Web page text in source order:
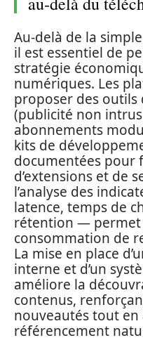
Au‑delà de la
il est essentiel de
stratégie
numériques. Les
proposer des outils
(publicité non
abonnements
kits de
documentées pour
d’extensions et de
l’analyse des
latence, temps de
rétention — permet
consommation de
La mise en place
interne et d’un
améliore la
contenus,
nouveautés tout
référencement